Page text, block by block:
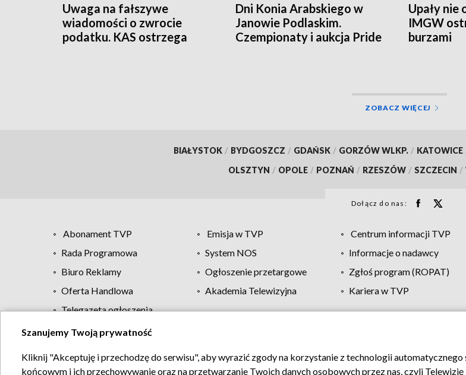
Uwaga na fałszywe
wiadomości o zwrocie
podatku. KAS ostrzega
Dni Konia Arabskiego w
Janowie Podlaskim.
Czempionaty i aukcja Pride
Upały nie
IMGW
burzami
ZOBACZ WIĘCEJ
BIAŁYSTOK / BYDGOSZCZ / GDAŃSK / GORZÓW WLKP. / KATOWICE
OLSZTYN / OPOLE / POZNAŃ / RZESZÓW / SZCZECIN /
Dołącz do nas:
Abonament TVP Emisja w TVP Centrum informacji TVP
Rada Programowa
System NOS Informacje o nadawcy
Biuro Reklamy
Ogłoszenie przetargowe Zgłoś program (ROPAT)
Oferta Handlowa
Akademia Telewizyjna Kariera w TVP
Telegazeta ogłoszenia
Regulamin TVP Polityka prywatności Moje zgody
Szanujemy Twoją prywatność
Kliknij "Akceptuję i przechodzę do serwisu", aby wyrazić zgody na korzystanie z technologii
końcowym i ich przechowywanie oraz na przetwarzanie Twoich danych osobowych przez nas, czyli